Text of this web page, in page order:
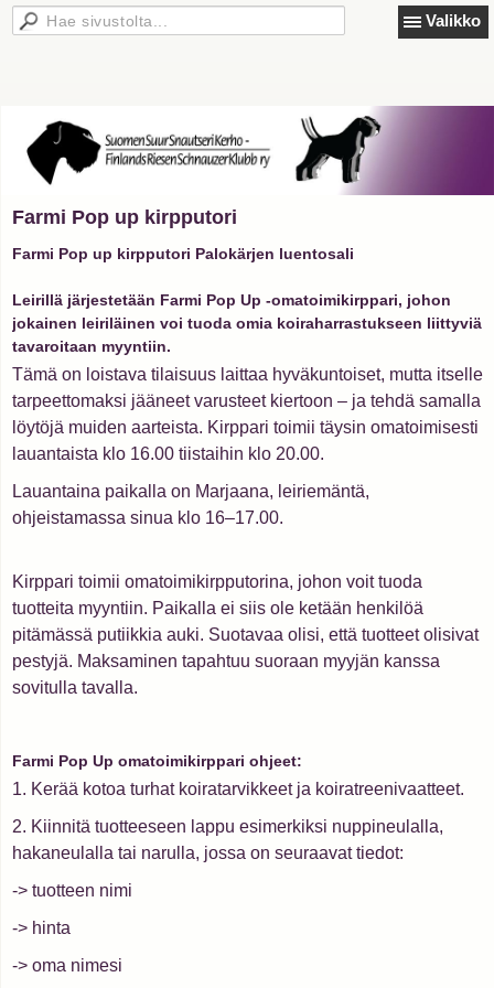
Valikko
Farmi Pop up kirpputori
Farmi Pop up kirpputori Palokärjen luentosali
Leirillä järjestetään Farmi Pop Up -omatoimikirppari, johon
jokainen leiriläinen voi tuoda omia koiraharrastukseen liittyviä
tavaroitaan myyntiin.
Tämä on loistava tilaisuus laittaa hyväkuntoiset, mutta itselle
tarpeettomaksi jääneet varusteet kiertoon – ja tehdä samalla
löytöjä muiden aarteista. Kirppari toimii täysin omatoimisesti
lauantaista klo 16.00 tiistaihin klo 20.00.
Lauantaina paikalla on Marjaana, leiriemäntä,
ohjeistamassa sinua klo 16–17.00.
Kirppari toimii omatoimikirpputorina, johon voit tuoda
tuotteita myyntiin. Paikalla ei siis ole ketään henkilöä
pitämässä putiikkia auki. Suotavaa olisi, että tuotteet olisivat
pestyjä. Maksaminen tapahtuu suoraan myyjän kanssa
sovitulla tavalla.
Farmi Pop Up omatoimikirppari ohjeet:
1. Kerää kotoa turhat koiratarvikkeet ja koiratreenivaatteet.
2. Kiinnitä tuotteeseen lappu esimerkiksi nuppineulalla,
hakaneulalla tai narulla, jossa on seuraavat tiedot:
-> tuotteen nimi
-> hinta
-> oma nimesi